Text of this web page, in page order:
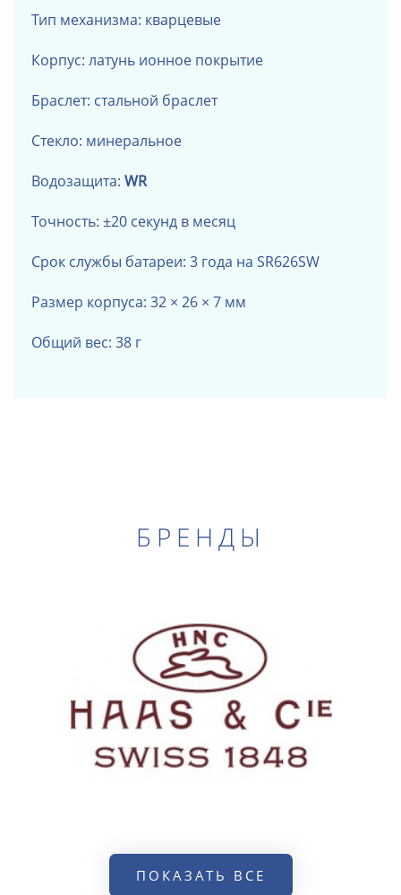
Тип механизма: кварцевые
Корпус: латунь ионное покрытие
Браслет: стальной браслет
Стекло: минеральное
Водозащита: WR
Точность: ±20 секунд в месяц
Срок службы батареи: 3 года на SR626SW
Размер корпуса: 32 × 26 × 7 мм
Общий вес: 38 г
БРЕНДЫ
ПОКАЗАТЬ ВСЕ